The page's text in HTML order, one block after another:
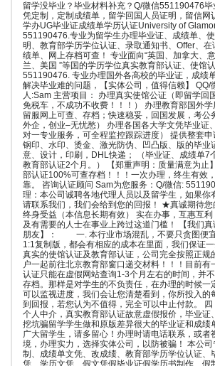
留学没毕业？毕业材料补充？Q/微信551190476
凭定制，定制成绩单，留学回国人员证明，留信网
学办UG毕业证成绩单学历认证University of
551190476.专业为留学生办理毕业证、成绩单、
明、教育部学历学位认证、录取通知书、Offer、
绩单、网上存档可查！ 专业面向“英国、加拿大、
兰、美国 ”等国的学历学位真实教育部认证、使馆
551190476. 专业办理国外各高校的毕业证，成绩
解决毕业难的问题，【实体公司，值得信赖】
人:Sam 主营项目： 办理真实使馆公证（即留学回
免税车，不成功不收费！！！） 办理教育部国外
留服网上可查、存档；快速稳妥，回国发展，考公
外企，创业–无忧愁） 办理各国各大学文凭毕业证
对一专业服务，可全程监控跟踪进度） 提供整套
钢印、水印、烫金、激光防伪、凹凸版、版的毕业
意、设计，印刷，DHL快递； （毕业证、成绩单7
教育部认证2个月。） 【郑重声明：质量满意为止
部认证100%可查存档！！！一次办理，终生有效
靠。 咨询认证顾问 Sam为您服务：Q/微信:
理：本公司诚聘各地代理人员以及留学生，如果你
请联系我们，我们会给到您的回报！ ★真诚期待您
终身受益（本信息长期有效） 实在办事，互惠互
及有需要的人士在事业上跨过这道门槛！ 【我们
朋友】： 一. 本行业市场混乱，不要只贪图便
1:1复制版，都会有相应的成本在里面，我们保
真实的使馆认证及教育部认证，公司完全按照正规
户一起前往北京教育部窗口递交材料！！！目前有
认证只能在虚假网站查询1-3个月左右的时间，并
存档。那样是对学生的不负责任，在办理的时候
可以监视进度，我们会让您清楚看到，你所投入的
到回报，若您认为不值得，完全可以中止付款。
个人中介，真实教育部认证故意虚假报价，毕业证
挖坑骗留学学生做和原版差异很大的毕业证和成绩
广大留学生，请多留心！办理时请电话联系，或者
境，办理实力，选择实体公司，以防被骗！ 本公
制、成绩单文凭、改成绩、教育部学历学位认证、